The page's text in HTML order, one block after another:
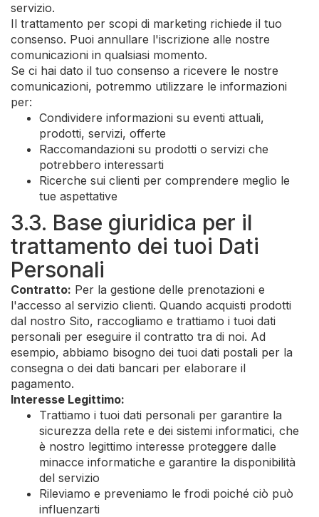
servizio.
Il trattamento per scopi di marketing richiede il tuo
consenso. Puoi annullare l'iscrizione alle nostre
comunicazioni in qualsiasi momento.
Se ci hai dato il tuo consenso a ricevere le nostre
comunicazioni, potremmo utilizzare le informazioni
per:
Condividere informazioni su eventi attuali,
prodotti, servizi, offerte
Raccomandazioni su prodotti o servizi che
potrebbero interessarti
Ricerche sui clienti per comprendere meglio le
tue aspettative
3.3. Base giuridica per il
trattamento dei tuoi Dati
Personali
Contratto: Per la gestione delle prenotazioni e
l'accesso al servizio clienti. Quando acquisti prodotti
dal nostro Sito, raccogliamo e trattiamo i tuoi dati
personali per eseguire il contratto tra di noi. Ad
esempio, abbiamo bisogno dei tuoi dati postali per la
consegna o dei dati bancari per elaborare il
pagamento.
Interesse Legittimo:
Trattiamo i tuoi dati personali per garantire la
sicurezza della rete e dei sistemi informatici, che
è nostro legittimo interesse proteggere dalle
minacce informatiche e garantire la disponibilità
del servizio
Rileviamo e preveniamo le frodi poiché ciò può
influenzarti